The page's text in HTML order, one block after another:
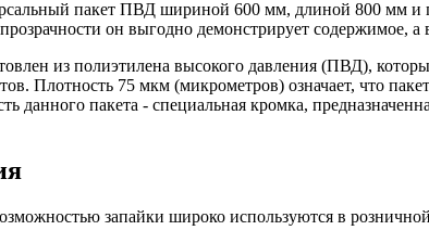
пакет ПВД шириной 600 мм, длиной 800 мм и
он выгодно демонстрирует
из полиэтилена высокого давления (ПВД),
Плотность 75 мкм (микрометров) означает, что
данного пакета - специальная кромка,
запайки широко используются в